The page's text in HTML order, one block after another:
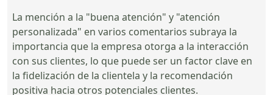
La mención a la "buena atención" y "atención
personalizada" en varios comentarios subraya la
importancia que la empresa otorga a la interacción
con sus clientes, lo que puede ser un factor clave en
la fidelización de la clientela y la recomendación
positiva hacia otros potenciales clientes.